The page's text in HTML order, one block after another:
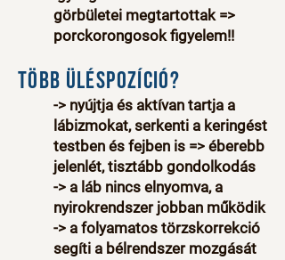
görbületei megtartottak =>
porckorongosok figyelem!!
Több üléspozíció?
-> nyújtja és aktívan tartja a
lábizmokat, serkenti a keringést
testben és fejben is => éberebb
jelenlét, tisztább gondolkodás​
-> a láb nincs elnyomva, a
nyirokrendszer jobban működik
-> a folyamatos törzskorrekció
segíti a bélrendszer mozgását